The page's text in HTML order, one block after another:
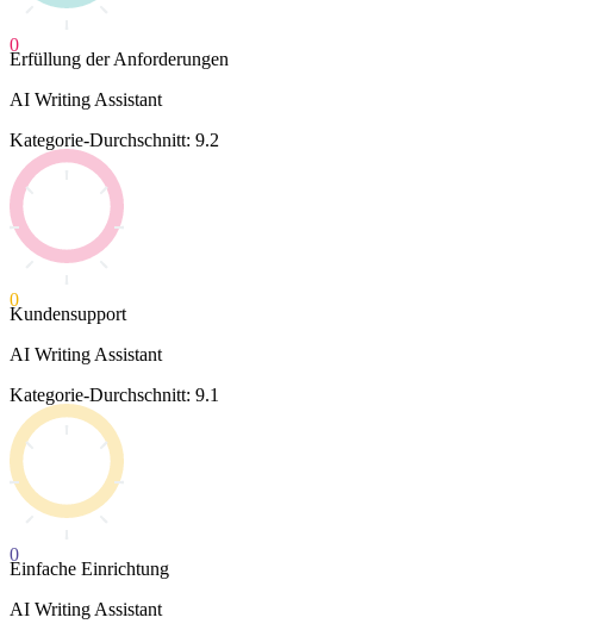
0
Erfüllung der Anforderungen
AI Writing Assistant
Kategorie-Durchschnitt: 9.2
0
Kundensupport
AI Writing Assistant
Kategorie-Durchschnitt: 9.1
0
Einfache Einrichtung
AI Writing Assistant